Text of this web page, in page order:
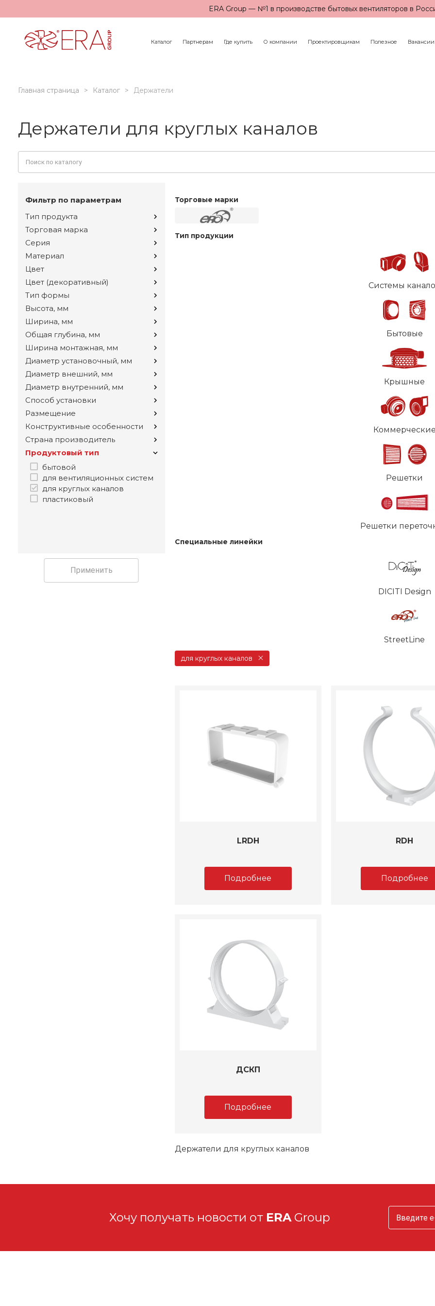
ERA Group — №1 в производстве бытовых вентиляторов в
Каталог Партнерам Где купить О компании Проектировщикам Полезное Вакансии
Главная страница Каталог Держатели
Держатели для круглых каналов
Фильтр по параметрам
Тип продукта
Торговая марка
Серия
Материал
Цвет
Цвет (декоративный)
Тип формы
Высота, мм
Ширина, мм
Общая глубина, мм
Ширина монтажная, мм
Диаметр установочный, мм
Диаметр внешний, мм
Диаметр внутренний, мм
Способ установки
Размещение
Конструктивные особенности
Страна производитель
Продуктовый тип
бытовой
для вентиляционных систем
для круглых каналов
пластиковый
Применить
Торговые марки
Тип продукции
Системы
Бытовые
Крышные
Решетки
Решетки
Специальные линейки
DICITI Design
StreetLine
для круглых каналов
LRDH
Подробнее
RDH
Подробнее
ДСКП
Подробнее
Держатели для круглых каналов
Хочу получать новости от ERAGroup